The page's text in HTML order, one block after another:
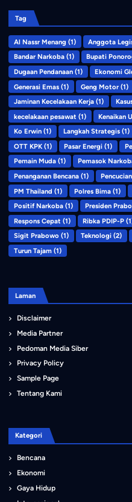
Tag
Al Nassr Menang (1) Anggota
Bandar Narkoba(1) Bupati
Dugaan Pendanaan(1) Ekonomi
Generasi Emas(1) Geng Motor (1)
Jaminan Kecelakaan Kerja(1)
kecelakaan pesawat (1) Kenaikan
Ko Erwin(1) Langkah Strategis (1)
OTT KPK(1) Pasar Energi (1)
Pemain Muda(1) Pemasok
Penanganan Bencana(1)
PM Thailand (1) Polres Bima (1)
Positif Narkoba(1) Presiden
Respons Cepat (1) Ribka PDIP-P
Sigit Prabowo(1) Teknologi (2)
Turun Tajam(1)
Laman
Disclaimer
Media Partner
Pedoman Media Siber
Privacy Policy
Sample Page
Tentang Kami
Kategori
Bencana
Ekonomi
Gaya Hidup